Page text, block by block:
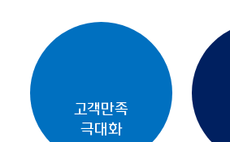
고객만족
극대화